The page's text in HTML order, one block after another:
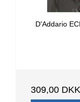
D'Addario
309,00 DKK